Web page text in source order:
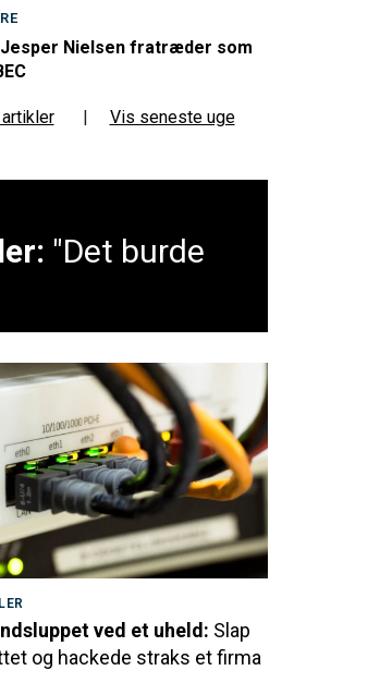
Nielsen fratræder som
Vis seneste uge
"Det burde
ved et uheld: Slap
og hackede straks et firma